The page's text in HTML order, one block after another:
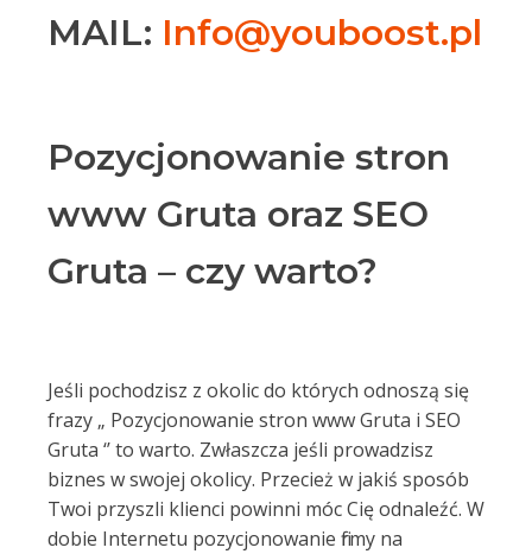
MAIL: Info@youboost.pl
Pozycjonowanie stron
www Gruta oraz SEO
Gruta – czy warto?
Jeśli pochodzisz z okolic do których odnoszą się
frazy „ Pozycjonowanie stron www Gruta i SEO
Gruta ‘’ to warto. Zwłaszcza jeśli prowadzisz
biznes w swojej okolicy. Przecież w jakiś sposób
Twoi przyszli klienci powinni móc Cię odnaleźć. W
dobie Internetu pozycjonowanie firmy na